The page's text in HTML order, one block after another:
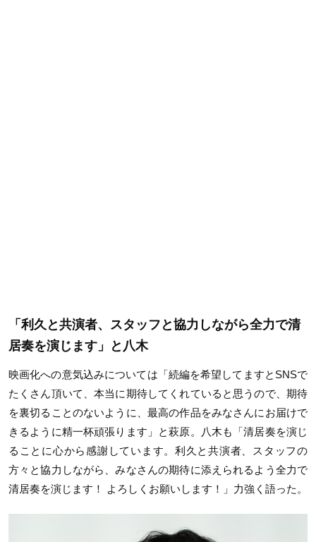
「利久と共演者、スタッフと協力しながら全力で清
居奏を演じます」と八木
映画化への意気込みについては「続編を希望してますとSNSで
たくさん頂いて、本当に期待してくれていると思うので、期待
を裏切ることのないように、最高の作品をみなさんにお届けで
きるように精一杯頑張ります」と萩原。八木も「清居奏を演じ
ることに心から感謝しています。利久と共演者、スタッフの
方々と協力しながら、みなさんの期待に添えられるよう全力で
清居奏を演じます！ よろしくお願いします！」力強く語った。